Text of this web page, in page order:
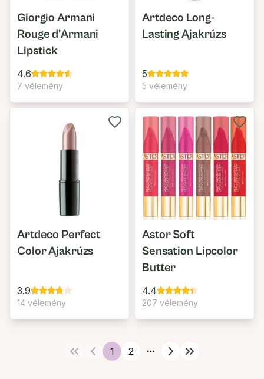
Giorgio Armani
Rouge d'Armani
Lipstick
4.6
7 vélemény
Artdeco Long-
Lasting Ajakrúzs
5
5 vélemény
Artdeco Perfect
Color Ajakrúzs
3.9
14 vélemény
Astor Soft
Sensation Lipcolor
Butter
4.4
207 vélemény
1 2
More pages